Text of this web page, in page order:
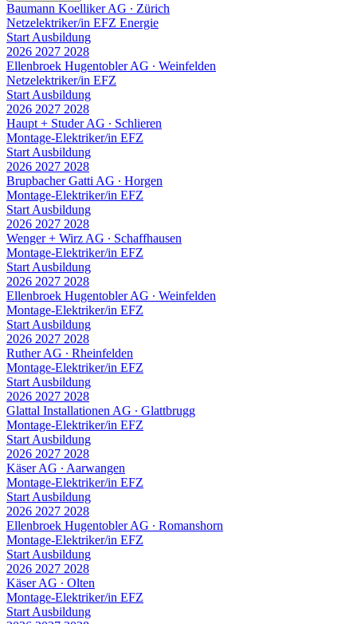
Baumann Koelliker AG ∙ Zürich
Netzelektriker/in EFZ Energie
Start Ausbildung
2026 2027 2028
Ellenbroek Hugentobler AG ∙ Weinfelden
Netzelektriker/in EFZ
Start Ausbildung
2026 2027 2028
Haupt + Studer AG ∙ Schlieren
Montage-Elektriker/in EFZ
Start Ausbildung
2026 2027 2028
Brupbacher Gatti AG ∙ Horgen
Montage-Elektriker/in EFZ
Start Ausbildung
2026 2027 2028
Wenger + Wirz AG ∙ Schaffhausen
Montage-Elektriker/in EFZ
Start Ausbildung
2026 2027 2028
Ellenbroek Hugentobler AG ∙ Weinfelden
Montage-Elektriker/in EFZ
Start Ausbildung
2026 2027 2028
Ruther AG ∙ Rheinfelden
Montage-Elektriker/in EFZ
Start Ausbildung
2026 2027 2028
Glattal Installationen AG ∙ Glattbrugg
Montage-Elektriker/in EFZ
Start Ausbildung
2026 2027 2028
Käser AG ∙ Aarwangen
Montage-Elektriker/in EFZ
Start Ausbildung
2026 2027 2028
Ellenbroek Hugentobler AG ∙ Romanshorn
Montage-Elektriker/in EFZ
Start Ausbildung
2026 2027 2028
Käser AG ∙ Olten
Montage-Elektriker/in EFZ
Start Ausbildung